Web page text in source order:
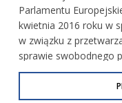
w szczególności
uczestników, prawa i
uczestnictwa w
i rezygnacji z udziału w
(646
Parlamentu
kwietnia 2016 roku w
w związku z
sprawie swobodnego
uchylenia dyrektywy
lub Ogólne